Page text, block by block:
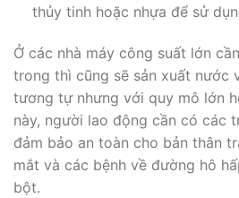
thủy tinh hoặc nhựa để sử
Ở các nhà máy công suất lớn
trong thì cũng sẽ sản xuất nước
tương tự nhưng với quy mô lớn
này, người lao động cần có các
đảm bảo an toàn cho bản thân
mắt và các bệnh về đường hô
bột.